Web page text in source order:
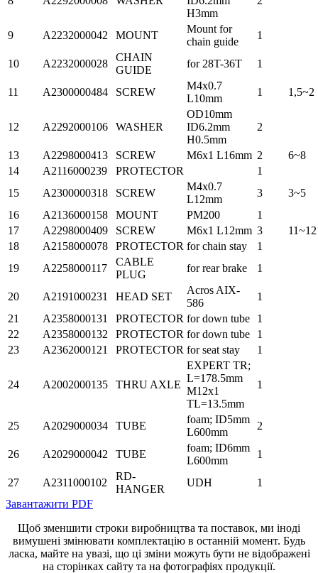
H3mm
9 A2232000042 MOUNT
Mount for
chain guide
1
10 A2232000028
CHAIN
GUIDE
for 28T-36T 1
11 A2300000484 SCREW
M4x0.7
L10mm
1 1,5~2
12 A2292000106 WASHER
OD10mm
ID6.2mm
H0.5mm
2
13 A2298000413 SCREW M6x1 L16mm 2
6~8
14
A2116000239 PROTECTOR
1
15
A2300000318 SCREW
M4x0.7
L12mm
3
3~5
16
A2136000158 MOUNT PM200
1
17
A2298000409 SCREW M6x1 L12mm 3
11~12
18
A2158000078 PROTECTOR for chain stay
1
19
A2258000117
CABLE
PLUG
for rear brake 1
20 A2191000231 HEAD SET
Acros AIX-
586
1
21
A2358000131 PROTECTOR for down tube
1
22
A2358000132 PROTECTOR for down tube
1
23
A2362000121 PROTECTOR for seat stay 1
24 A2002000135 THRU AXLE
EXPERT TR;
L=178.5mm
M12x1
TL=13.5mm
1
25 A2029000034 TUBE
foam; ID5mm
L600mm
2
26 A2029000042 TUBE
foam; ID6mm
L600mm
1
27 A2311000102
RD-
HANGER
UDH
1
Завантажити PDF
Щоб зменшити строки виробництва та поставок, ми іноді
вимушені змінювати комплектацію в останній момент. Будь
ласка, майте на увазі, що ці зміни можуть бути не відображені
на сторінках сайту та на фотографіях продукції.